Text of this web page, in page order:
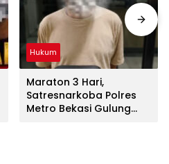
Hukum
Maraton 3 Hari,
Satresnarkoba Polres
Metro Bekasi Gulung